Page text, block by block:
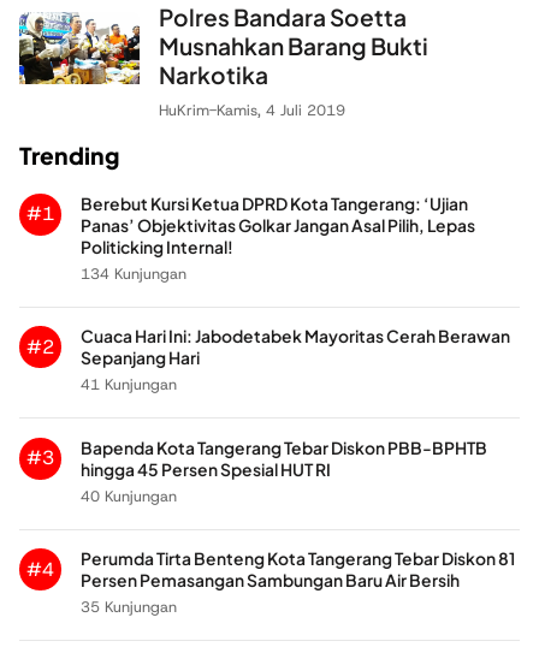
Polres Bandara Soetta
Musnahkan Barang Bukti
Narkotika
HuKrim-Kamis, 4 Juli 2019
Trending
#1
Berebut Kursi Ketua DPRD Kota Tangerang: ‘Ujian
Panas’ Objektivitas Golkar Jangan Asal Pilih, Lepas
Politicking Internal!
134 Kunjungan
#2
Cuaca Hari Ini: Jabodetabek Mayoritas Cerah Berawan
Sepanjang Hari
41 Kunjungan
#3
Bapenda Kota Tangerang Tebar Diskon PBB-BPHTB
hingga 45 Persen Spesial HUT RI
40 Kunjungan
#4
Perumda Tirta Benteng Kota Tangerang Tebar Diskon 81
Persen Pemasangan Sambungan Baru Air Bersih
35 Kunjungan